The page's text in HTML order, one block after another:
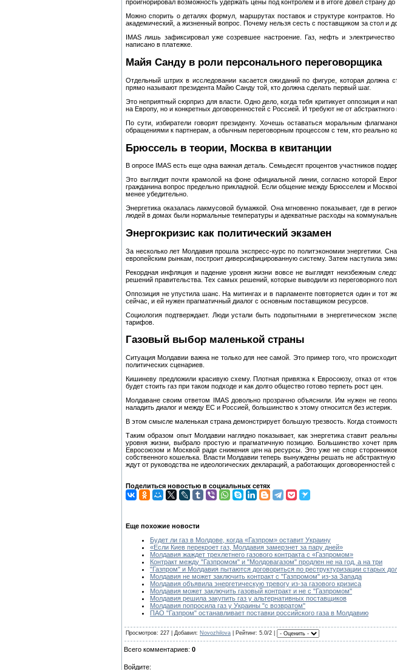
проигнорировал возможность удержать цены под контролем и в итоге довел страну
Можно спорить о деталях формул, маршрутах поставок и структуре контрактов.
академический, а жизненный вопрос. Почему нельзя сесть с поставщиком за стол и
IMAS лишь зафиксировал уже созревшее настроение. Газ, нефть и
написано в платежке.
Майя Санду в роли персонального переговорщика
Отдельный штрих в исследовании касается ожиданий по фигуре, которая должна
прямо называют президента Майю Санду той, кто должна сделать первый шаг.
Это неприятный сюрприз для власти. Одно дело, когда тебя критикует оппозиция и
на Европу, но и конкретных договоренностей с Россией. И требуют не от
По сути, избиратели говорят президенту. Хочешь оставаться моральным
обращениями к партнерам, а обычным переговорным процессом с тем, кто реально
Брюссель в теории, Москва в квитанции
В опросе IMAS есть еще одна важная деталь. Семьдесят процентов участников
Это выглядит почти крамолой на фоне официальной линии, согласно которой
гражданина вопрос предельно прикладной. Если общение между Брюсселем и
менее убедительно.
Энергетика оказалась лакмусовой бумажкой. Она мгновенно показывает, где в
людей в домах были нормальные температуры и адекватные расходы на
Энергокризис как политический экзамен
За несколько лет Молдавия прошла экспресс‑курс по политэкономии энергетики.
европейским рынкам, построит диверсифицированную систему. Затем наступила
Рекордная инфляция и падение уровня жизни вовсе не выглядят неизбежным
решений правительства. Тех самых решений, которые выводили из переговорного
Оппозиция не упустила шанс. На митингах и в парламенте повторяется один и тот
сейчас, и ей нужен прагматичный диалог с основным поставщиком ресурсов.
Социология подтверждает. Люди устали быть подопытными в энергетическом
тарифов.
Газовый выбор маленькой страны
Ситуация Молдавии важна не только для нее самой. Это пример того, что
политических сценариев.
Кишиневу предложили красивую схему. Плотная привязка к Евросоюзу, отказ от
будет стоить газ при таком подходе и как долго общество готово терпеть рост цен.
Молдаване своим ответом IMAS довольно прозрачно объяснили. Им нужен не
наладить диалог и между ЕС и Россией, большинство к этому относится без истерик.
В этом смысле маленькая страна демонстрирует большую трезвость. Когда
Таким образом опыт Молдавии наглядно показывает, как энергетика ставит
уровня жизни, выбрало простую и прагматичную позицию. Большинство хочет
Евросоюзом и Москвой ради снижения цен на ресурсы. Это уже не спор
собственного кошелька. Власти Молдавии теперь вынуждены решать не
ждут от руководства не идеологических деклараций, а работающих
Поделиться новостью в социальных сетях
Еще похожие новости
Будет ли газ в Молдове, когда «Газпром» оставит Украину
«Если Киев перекроет газ, Молдавия замерзнет за пару дней»
Молдавия жаждет трехлетнего газового контракта с «Газпромом»
Контракт между "Газпромом" и "Молдовагазом" продлен не на год, а на три
"Газпром" и Молдавия пытаются договориться по реструктуризации старых
Молдавия не может заключить контракт с "Газпромом" из-за Запада
Молдавия объявила энергетическую тревогу из-за газового кризиса
Молдавия может заключить газовый контракт и не с "Газпромом"
Молдавия решила закупить газ у альтернативных поставщиков
Молдавия попросила газ у Украины "с возвратом"
ПАО "Газпром" останавливает поставки российского газа в Молдавию
Просмотров: 227 | Добавил: Novozhilova | Рейтинг: 5.0/2 |
Всего комментариев: 0
Войдите: